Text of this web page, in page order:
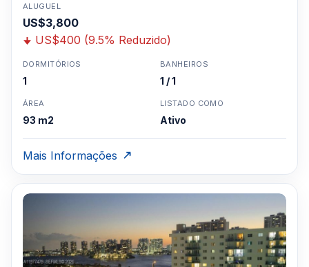
ALUGUEL
US$3,800
US$400 (9.5% Reduzido)
DORMITÓRIOS
1
BANHEIROS
1 / 1
ÁREA
93 m2
LISTADO COMO
Ativo
Mais Informações